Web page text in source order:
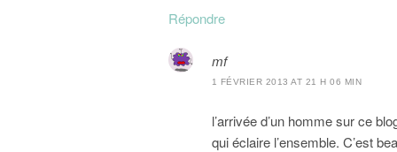
Répondre
mf
1 FÉVRIER 2013 AT 21 H 06 MIN
l’arrivée d’un homme sur ce
qui éclaire l’ensemble. C’est